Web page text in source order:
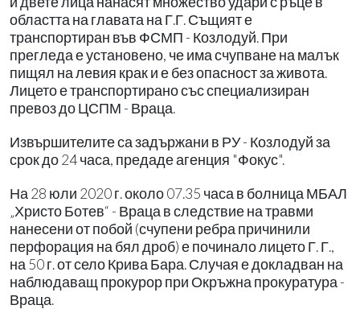
областта на главата на Г.Г. Същият е
транспортиран във ФСМП - Козлодуй. При
прегледа е установено, че има счупване на малък
пищял на левия крак и е без опасност за живота.
Лицето е транспортирано със специализиран
превоз до ЦСПМ - Враца.
Извършителите са задържани в РУ - Козлодуй за
срок до 24 часа, предаде агенция "Фокус".
На 28 юли 2020 г. около 07.35 часа в болница МБАЛ
„Христо Ботев“ - Враца в следствие на травми
нанесени от побой (счупени ребра причинили
перфорация на бял дроб) е починало лицето Г. Г.,
на 50 г. от село Крива Бара. Случая е докладван на
наблюдаващ прокурор при Окръжна прокуратура -
Враца.